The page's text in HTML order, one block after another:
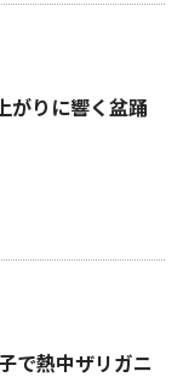
りに響く盆踊
で熱中ザリガニ